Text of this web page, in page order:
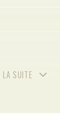
LA SUITE